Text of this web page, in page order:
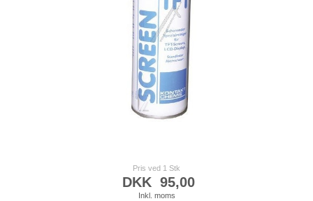
Pris ved 1 Stk
DKK 95,00
Inkl. moms